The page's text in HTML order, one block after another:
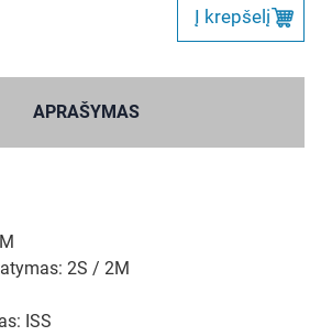
Į krepšelį
APRAŠYMAS
2S / 2M
ISS